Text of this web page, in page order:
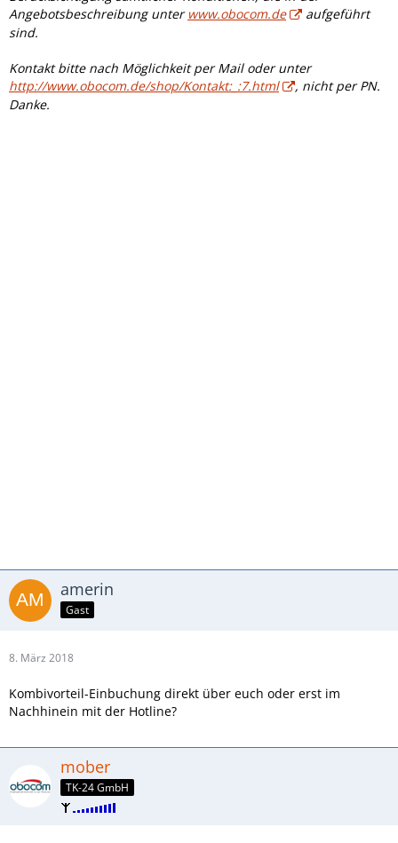
Angebotsbeschreibung unter www.obocom.de
aufgeführt
sind.
Kontakt bitte nach Möglichkeit per Mail oder unter
http://www.obocom.de/shop/Kontakt:_:7.html
, nicht per PN.
Danke.
amerin
Gast
8. März 2018
Kombivorteil-Einbuchung direkt über euch oder erst im
Nachhinein mit der Hotline?
mober
TK-24 GmbH